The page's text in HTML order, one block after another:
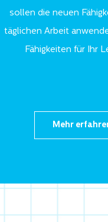
sollen die neuen
täglichen Arbeit
Fähigkeiten für Ihr
Mehr